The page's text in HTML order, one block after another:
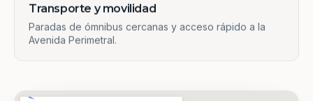
Transporte y movilidad
Paradas de ómnibus cercanas y acceso rápido a la
Avenida Perimetral.